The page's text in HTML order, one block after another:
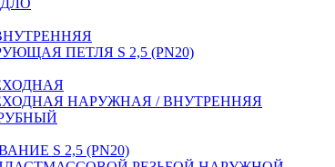
ПЕТЛЯ S 2,5 (PN20)
НАРУЖНАЯ / ВНУТРЕННЯЯ
S 2,5 (PN20)